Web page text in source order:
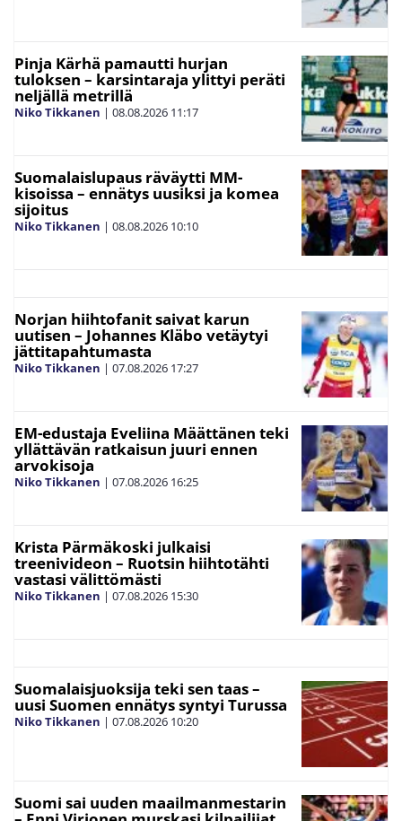
Pinja Kärhä pamautti hurjan
tuloksen – karsintaraja ylittyi peräti
neljällä metrillä
Niko Tikkanen | 08.08.2026 11:17
Suomalaislupaus räväytti MM-
kisoissa – ennätys uusiksi ja komea
sijoitus
Niko Tikkanen | 08.08.2026 10:10
Norjan hiihtofanit saivat karun
uutisen – Johannes Kläbo vetäytyi
jättitapahtumasta
Niko Tikkanen | 07.08.2026 17:27
EM-edustaja Eveliina Määttänen teki
yllättävän ratkaisun juuri ennen
arvokisoja
Niko Tikkanen | 07.08.2026 16:25
Krista Pärmäkoski julkaisi
treenivideon – Ruotsin hiihtotähti
vastasi välittömästi
Niko Tikkanen | 07.08.2026 15:30
Suomalaisjuoksija teki sen taas –
uusi Suomen ennätys syntyi Turussa
Niko Tikkanen | 07.08.2026 10:20
Suomi sai uuden maailmanmestarin